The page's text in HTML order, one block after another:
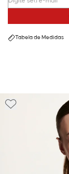
Tabela de Medidas